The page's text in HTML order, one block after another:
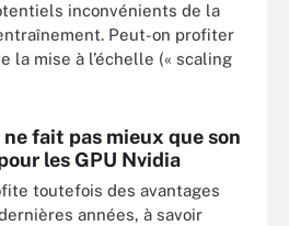
inconvénients de la
Peut-on profiter
la mise à l’échelle (« scaling
fait pas mieux que son
les GPU Nvidia
toutefois des avantages
années, à savoir